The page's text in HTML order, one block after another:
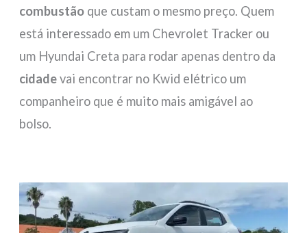
combustão que custam o mesmo preço. Quem
está interessado em um Chevrolet Tracker ou
um Hyundai Creta para rodar apenas dentro da
cidadevai encontrar no Kwid elétrico um
companheiro que é muito mais amigável ao
bolso.